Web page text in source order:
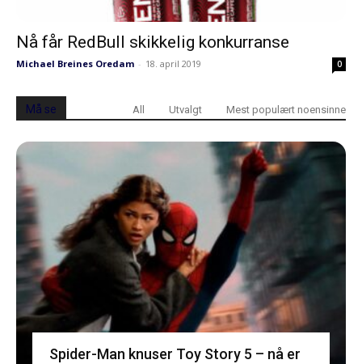
Nå får RedBull skikkelig konkurranse
Michael Breines Oredam - 18. april 2019 0
Må se All Utvalgt Mest populært noensinne
Spider-Man knuser Toy Story 5 – nå er